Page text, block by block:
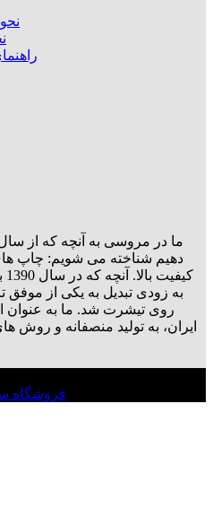
دهیم شناخته می شویم: چاپ
به زودی تبدیل به یکی از موفق
روی تیشرت شد. ما به عنوان
ایران، به تولید منصفانه و